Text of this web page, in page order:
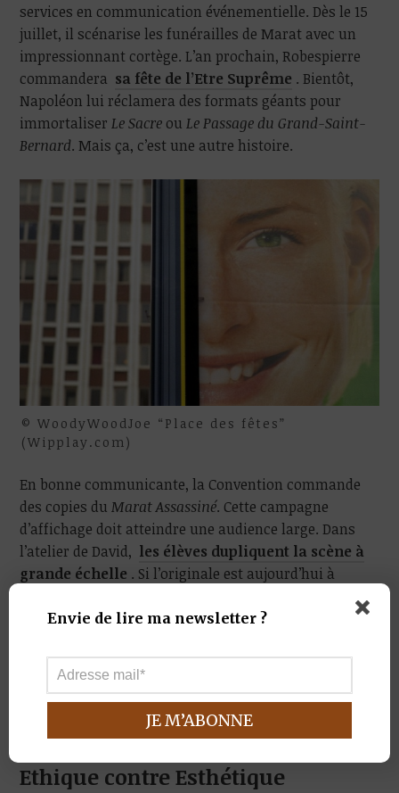
services en communication événementielle. Dès le 15
juillet, il scénarise les funérailles de Marat avec un
impressionnant cortège. L’an prochain, Robespierre
commandera sa fête de l’Etre Suprême . Bientôt,
Napoléon lui réclamera des formats géants pour
immortaliserLe Sacre ouLe Passage du Grand-Saint-
Bernard. Mais ça, c’est une autre histoire.
© WoodyWoodJoe “Place des fêtes”
(Wipplay.com)
En bonne communicante, la Convention commande
des copies duMarat Assassiné. Cette campagne
d’affichage doit atteindre une audience large. Dans
l’atelier de David, les élèves dupliquent la scène à
grande échelle . Si l’originale est aujourd’hui à
Serangeli. Partout, la stratégie déployée reste la même
concitoyens et de présenter sans cesse à leurs yeux ses
traits sublimes d’héroïsme et de vertus
orientation pareille, David s’autorise tous les
arrangements avec la vérité.
Ethique contre Esthétique
Envie de lire ma newsletter ?